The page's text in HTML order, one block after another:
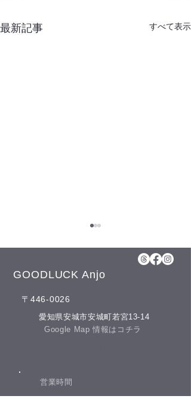
最新記事 すべて表示
ナツツバキ
GOODLUCK Anjo
​〒446-0026
​愛知県安城市安城町若宮13-14
​Google Map 情報はコチラ
​営業時間